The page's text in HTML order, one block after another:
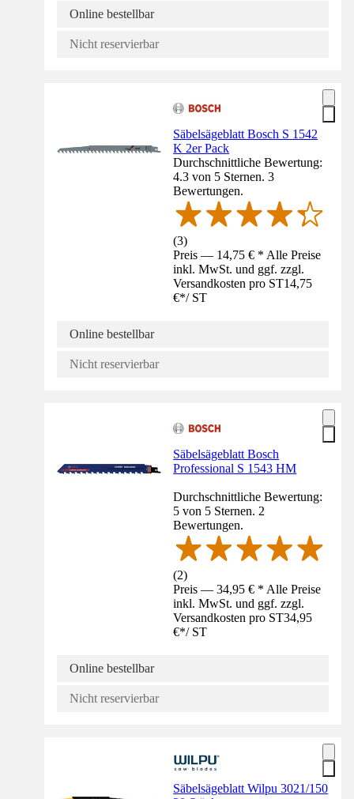
Online bestellbar
Nicht reservierbar
Säbelsägeblatt Bosch S 1542
K 2er Pack
Durchschnittliche Bewertung:
4.3 von 5 Sternen. 3
Bewertungen.
(3)
Preis — 14,75 € * Alle Preise
inkl. MwSt. und ggf. zzgl.
Versandkosten pro ST14,75
€*/ ST
Online bestellbar
Nicht reservierbar
Säbelsägeblatt Bosch
Professional S 1543 HM
Durchschnittliche Bewertung:
5 von 5 Sternen. 2
Bewertungen.
(2)
Preis — 34,95 € * Alle Preise
inkl. MwSt. und ggf. zzgl.
Versandkosten pro ST34,95
€*/ ST
Online bestellbar
Nicht reservierbar
Säbelsägeblatt Wilpu 3021/150